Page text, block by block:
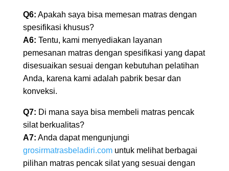
Q6: Apakah saya bisa memesan matras dengan
spesifikasi khusus?
A6: Tentu, kami menyediakan layanan
pemesanan matras dengan spesifikasi yang dapat
disesuaikan sesuai dengan kebutuhan pelatihan
Anda, karena kami adalah pabrik besar dan
konveksi.
Q7: Di mana saya bisa membeli matras pencak
silat berkualitas?
A7: Anda dapat mengunjungi
grosirmatrasbeladiri.comuntuk melihat berbagai
pilihan matras pencak silat yang sesuai dengan